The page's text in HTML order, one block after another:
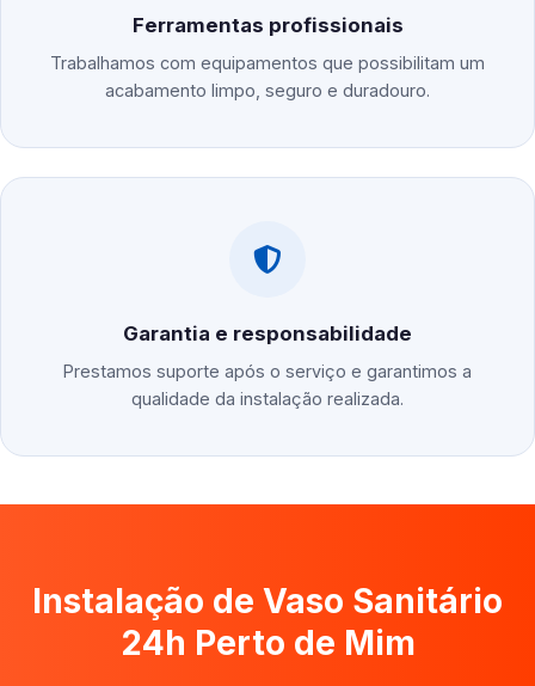
Ferramentas profissionais
Trabalhamos com equipamentos que possibilitam um
acabamento limpo, seguro e duradouro.
Garantia e responsabilidade
Prestamos suporte após o serviço e garantimos a
qualidade da instalação realizada.
Instalação de Vaso Sanitário
24h Perto de Mim